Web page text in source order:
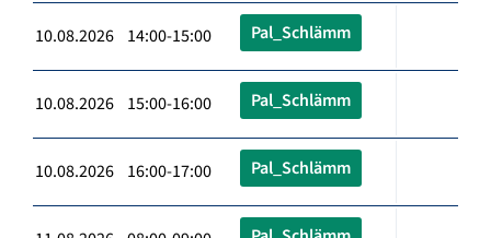
10.08.2026 14:00-15:00 Pal_Schlämm
10.08.2026 15:00-16:00 Pal_Schlämm
10.08.2026 16:00-17:00 Pal_Schlämm